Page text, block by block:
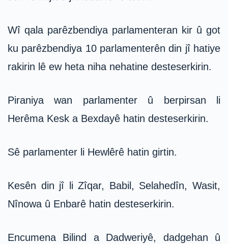
Wî qala parêzbendiya parlamenteran kir û got
ku parêzbendiya 10 parlamenterên din jî hatiye
rakirin lê ew heta niha nehatine desteserkirin.
Piraniya wan parlamenter û berpirsan li
Herêma Kesk a Bexdayê hatin desteserkirin.
Sê parlamenter li Hewlêrê hatin girtin.
Kesên din jî li Zîqar, Babil, Selahedîn, Wasit,
Nînowa û Enbarê hatin desteserkirin.
Encumena Bilind a Dadweriyê, dadgehan û